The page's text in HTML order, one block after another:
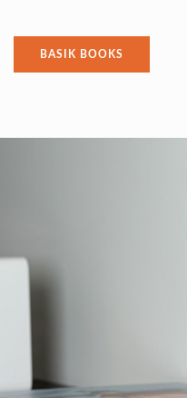
BASIK BOOKS